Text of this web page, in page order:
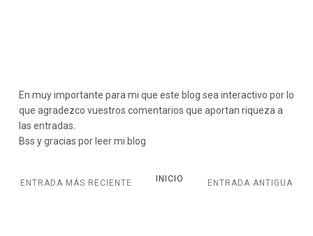
En muy importante para mi que este blog sea interactivo por lo
que agradezco vuestros comentarios que aportan riqueza a
las entradas.
Bss y gracias por leer mi blog
ENTRADA MÁS RECIENTE ENTRADA ANTIGUA
INICIO